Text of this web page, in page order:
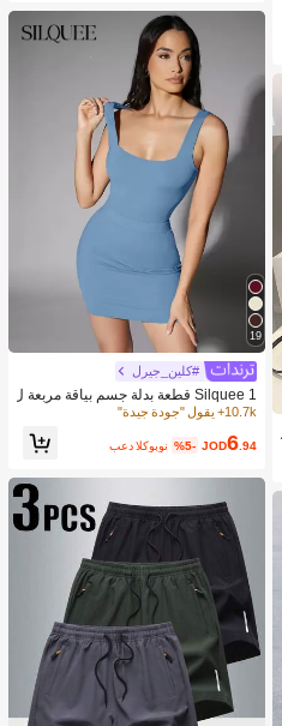
19
#كلين_جيرل
Silquee 1 قطعة بدلة جسم بياقة مربعة ل
ون سادة
10.7k+ يقول "جودة جيدة"
JOD6.94
%5- بعد الكوبون